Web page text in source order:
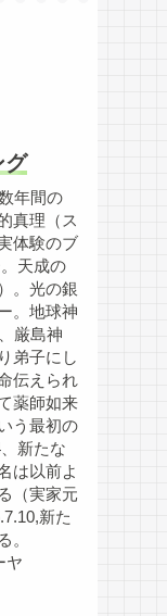
グ
年間の
真理（ス
体験のブ
天成の
。光の銀
。地球神
厳島神
弟子にし
伝えられ
薬師如来
う最初の
新たな
は以前よ
（実家元
新た
。
ヤ